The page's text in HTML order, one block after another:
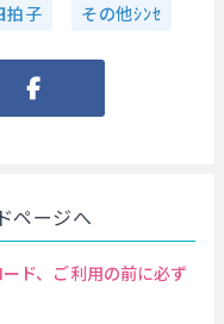
拍子 その他ｼﾝｾ
ページへ
ド、ご利用の前に必ず